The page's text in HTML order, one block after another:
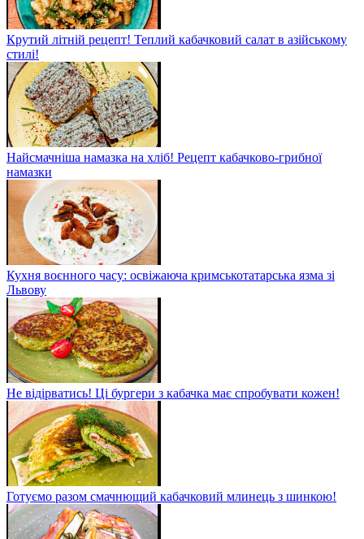
Крутий літній рецепт! Теплий кабачковий салат в азійському
стилі!
Найсмачніша намазка на хліб! Рецепт кабачково-грибної
намазки
Кухня воєнного часу: освіжаюча кримськотатарська язма зі
Львову
Не відірватись! Ці бургери з кабачка має спробувати кожен!
Готуємо разом смачнющий кабачковий млинець з шинкою!